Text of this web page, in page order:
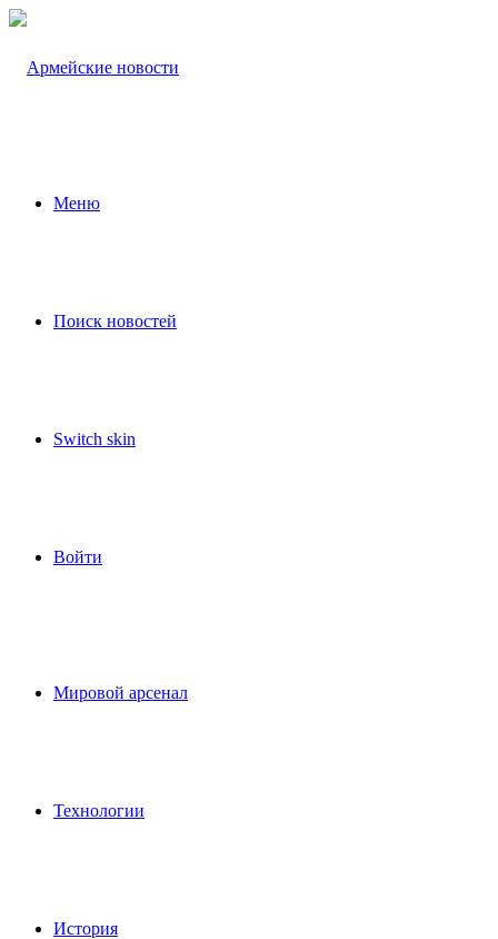
Меню
Поиск новостей
Switch skin
Войти
Мировой арсенал
Технологии
История